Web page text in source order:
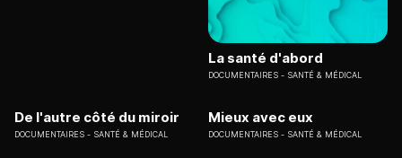
La santé d'abord
DOCUMENTAIRES SANTÉ & MÉDICAL
De l'autre côté du miroir
DOCUMENTAIRES SANTÉ & MÉDICAL
Mieux avec eux
DOCUMENTAIRES SANTÉ & MÉDICAL